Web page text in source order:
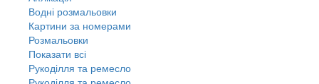
Водні розмальовки
Картини за номерами
Розмальовки
Показати всі
Рукоділля та ремесло